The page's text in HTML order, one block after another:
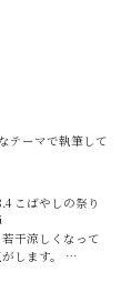
テーマで執筆して
こばやしの祭り
干涼しくなって
がします。 …